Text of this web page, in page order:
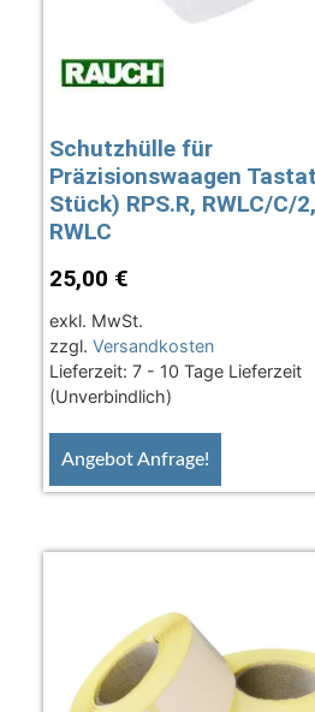
Schutzhülle für
Präzisionswaagen
Stück) RPS.R, RWLC/C/2,
RWLC
25,00 €
exkl. MwSt.
zzgl. Versandkosten
Lieferzeit: 7 - 10 Tage Lieferzeit
(Unverbindlich)
Angebot Anfrage!